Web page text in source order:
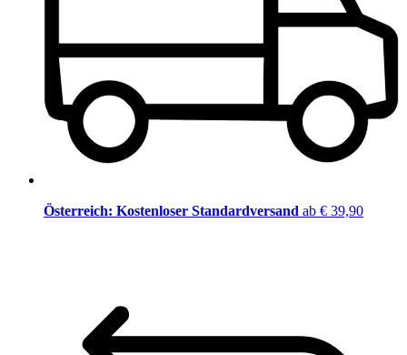
Österreich: Kostenloser Standardversand ab € 39,90